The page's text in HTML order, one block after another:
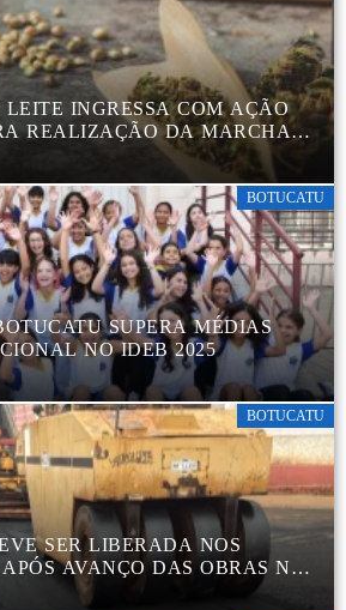
LEITE INGRESSA COM AÇÃO
REALIZAÇÃO DA MARCHA
BOTUCATU
BOTUCATU
SUPERA MÉDIAS
NO IDEB 2025
BOTUCATU
SER LIBERADA NOS
AVANÇO DAS OBRAS NA